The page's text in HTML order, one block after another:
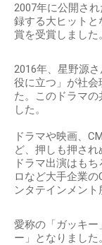
2007年に公開さ
録する大ヒット
賞を受賞しました。
2016年、星野源
役に立つ」が社会
た。このドラマの
した。
ドラマや映画、
ど、押しも押さ
ドラマ出演はも
ロなど大手企業
ンタテインメント
愛称の「ガッキー
ー」となりました。